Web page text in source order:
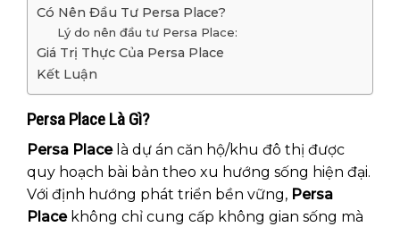
Có Nên Đầu Tư Persa Place?
Lý do nên đầu tư Persa Place:
Giá Trị Thực Của Persa Place
Kết Luận
Persa Place Là Gì?
Persa Placelà dự án căn hộ/khu đô thị được
quy hoạch bài bản theo xu hướng sống hiện đại.
Với định hướng phát triển bền vững, Persa
Placekhông chỉ cung cấp không gian sống mà